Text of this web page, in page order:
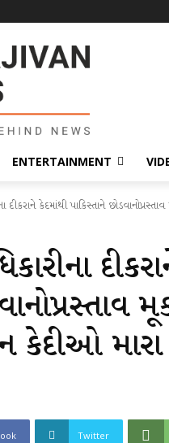
ENTERTAINMENT
દીકરાને કેદમાંથી પાકિસ્તાને
કેદીઓ
Twitter